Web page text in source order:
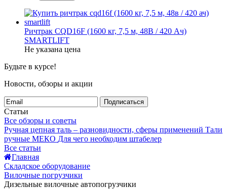
Ричтрак CQD16F (1600 кг, 7,5 м, 48В / 420 Ач)
SMARTLIFT
Не указана цена
Будьте в курсе!
Новости, обзоры и акции
Подписаться
Статьи
Все обзоры и советы
Ручная цепная таль – разновидности, сферы применений Тали
ручные МЕКО Для чего необходим штабелер
Все статьи
Главная
Складское оборудование
Вилочные погрузчики
Дизельные вилочные автопогрузчики